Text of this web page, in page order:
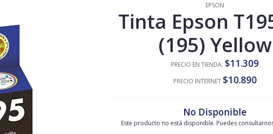
EPSON
Tinta Epson
(195) Yellow
PRECIO EN TIENDA: $11.309
PRECIO INTERNET $10.890
No Disponible
Este producto no está disponible. Puedes